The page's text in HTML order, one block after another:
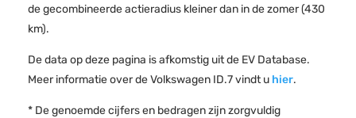
de gecombineerde actieradius kleiner dan in de zomer (430
km).
De data op deze pagina is afkomstig uit de EV Database.
Meer informatie over de Volkswagen ID.7 vindt u hier.
* De genoemde cijfers en bedragen zijn zorgvuldig